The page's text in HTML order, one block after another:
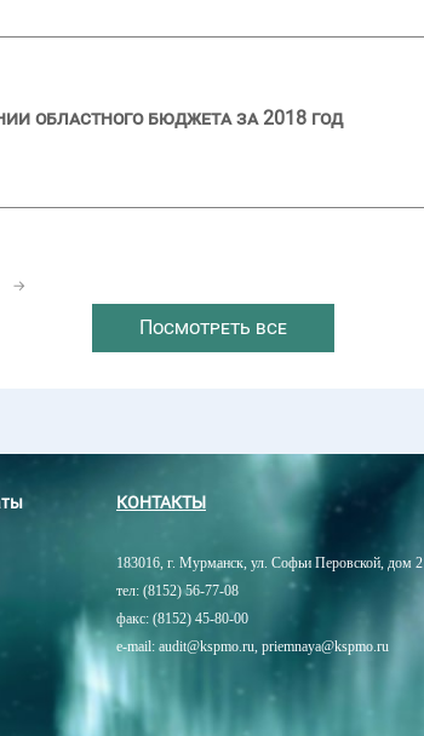
областного бюджета за 2018 год
→
Посмотреть все
КОНТАКТЫ
183016, г. Мурманск, ул. Софьи Перовской, дом 2
тел: (8152) 56-77-08
факс: (8152) 45-80-00
e-mail: audit@kspmo.ru, priemnaya@kspmo.ru